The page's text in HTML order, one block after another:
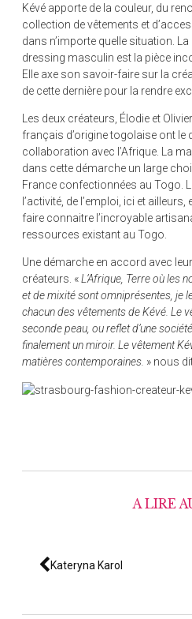
Kévé apporte de la couleur, du
collection de vêtements et
dans n’importe quelle situation.
dressing masculin est la pièce
Elle axe son savoir-faire sur la
de cette dernière pour la rendre
Les deux créateurs, Élodie et
français d’origine togolaise ont le
collaboration avec l’Afrique. La
dans cette démarche un large
France confectionnées au Togo.
l’activité, de l’emploi, ici et
faire connaitre l’incroyable
ressources existant au Togo.
Une démarche en accord avec
créateurs. «L’Afrique, Terre où les
et de mixité sont omniprésentes, je
chacun des vêtements de Kévé. Le
seconde peau, ou reflet d’une
finalement un miroir. Le vêtement
matières contemporaines. » nous
A LIRE
Kateryna Karol